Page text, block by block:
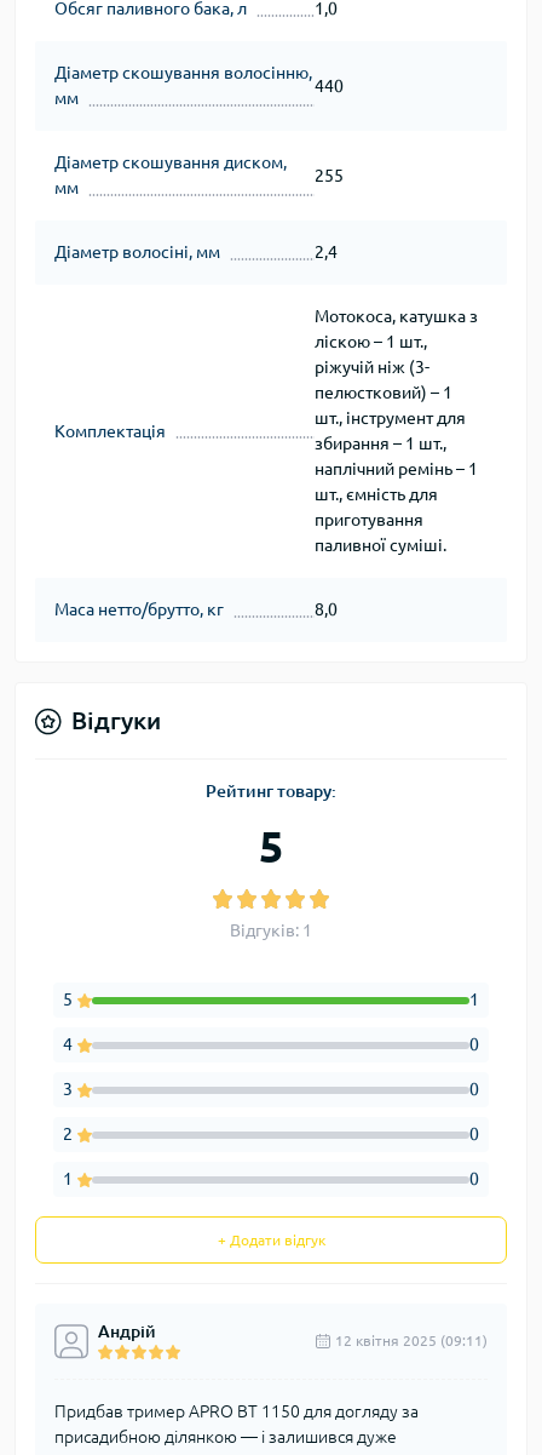
Обсяг паливного бака, л 1,0
Діаметр скошування волосінню,
мм
440
Діаметр скошування диском,
мм
255
Діаметр волосіні, мм 2,4
Комплектація
Мотокоса, катушка з
ліскою – 1 шт.,
ріжучій ніж (3-
пелюстковий) – 1
шт., інструмент для
збирання – 1 шт.,
наплічний ремінь – 1
шт., ємність для
приготування
паливної суміші.
Маса нетто/брутто, кг 8,0
Відгуки
Рейтинг товару:
5
Відгуків: 1
5 1
4 0
3 0
2 0
1 0
+ Додати відгук
Андрій 12 квітня 2025 (09:11)
Придбав тример APRO ВТ 1150 для догляду за
присадибною ділянкою — і залишився дуже